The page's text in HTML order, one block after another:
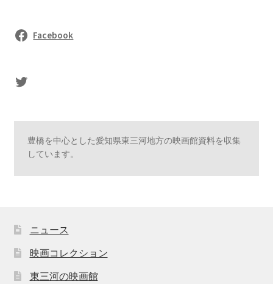
Facebook
sasaki's Twitter
豊橋を中心とした愛知県東三河地方の映画館資料を収集
しています。
ニュース
映画コレクション
東三河の映画館